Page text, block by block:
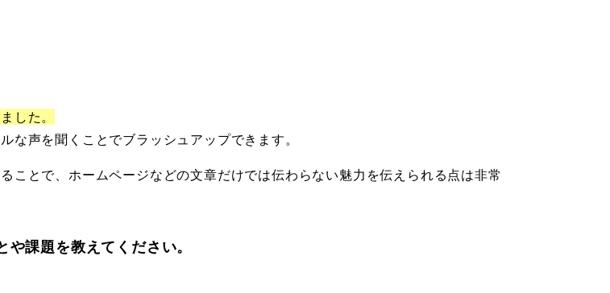
した。
な声を聞くことでブラッシュアップできます。
ことで、ホームページなどの文章だけでは伝わらない魅力を伝えられる点は非常
課題を教えてください。